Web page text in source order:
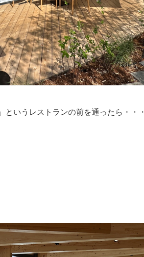
」というレストランの前を通ったら・・・